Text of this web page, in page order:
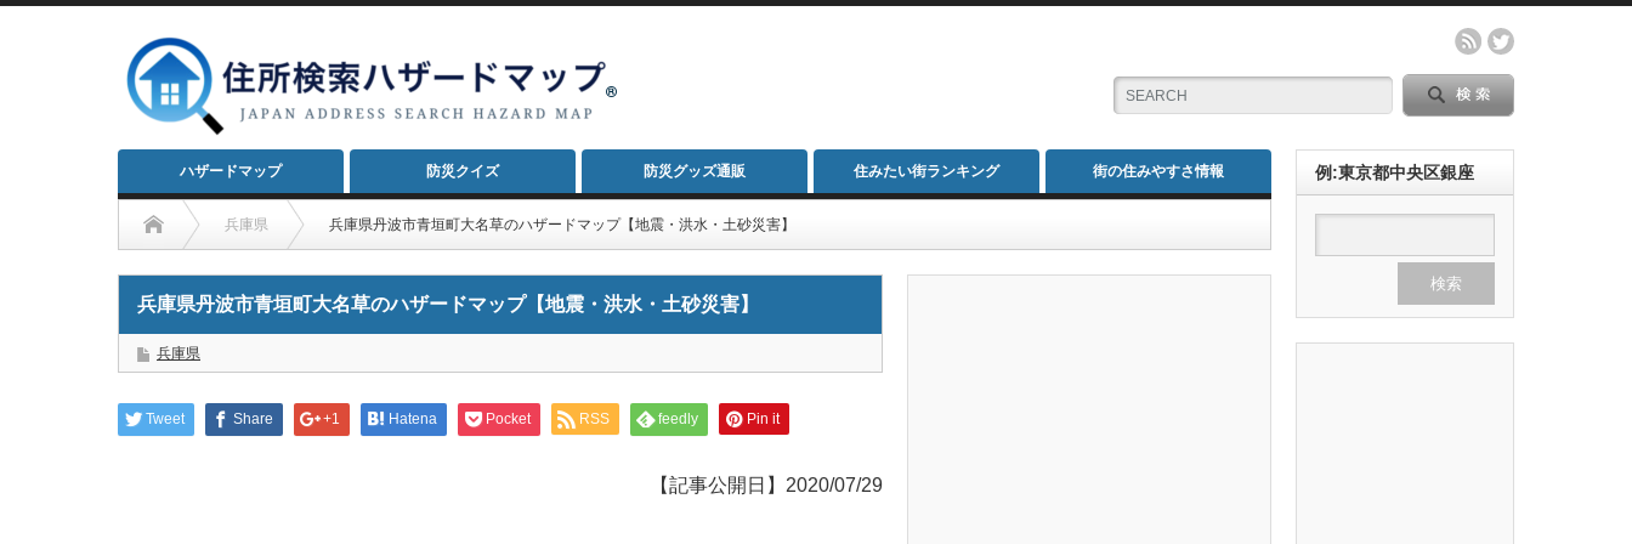
ハザードマップ 防災クイズ 防災グッズ通販 住みたい街ランキング 街の住みやすさ情報
兵庫県 兵庫県丹波市青垣町大名草のハザードマップ【地震・洪水・土砂災害】
兵庫県丹波市青垣町大名草のハザードマップ【地震・洪水・土砂災害】
兵庫県
Tweet Share +1 Hatena Pocket RSS feedly Pin it
【記事公開日】2020/07/29
例:東京都中央区銀座